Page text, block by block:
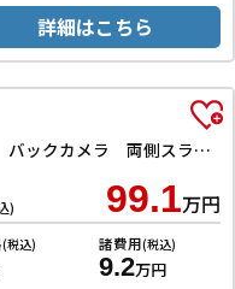
詳細はこちら
ハイブリッドG ドライブレコーダー バックカメラ 両側スライドドア ナビ TV スマートキー アイドリングストップ 電動格納ミラー ベンチシート CVT ESC CD DVD再生 Bluetooth エアコン
) 99.1万円
(税込) 諸費用(税込)
9.2万円